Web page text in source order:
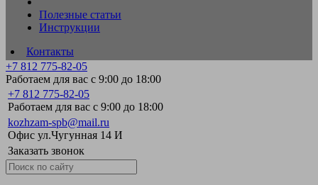
Полезные статьи
Инструкции
Контакты
+7 812 775-82-05
Работаем для вас с 9:00 до 18:00
+7 812 775-82-05
Работаем для вас с 9:00 до 18:00
kozhzam-spb@mail.ru
Офис ул.Чугунная 14 И
Заказать звонок